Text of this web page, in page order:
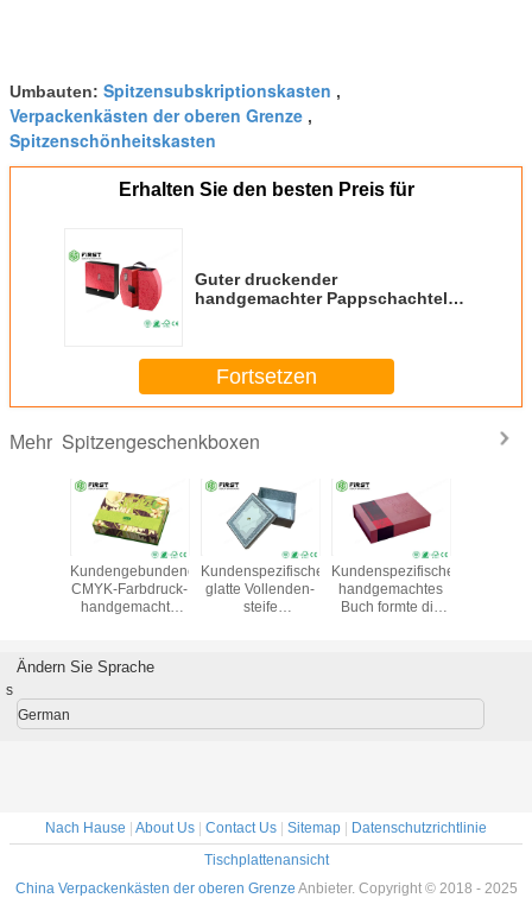
Umbauten: Spitzensubskriptionskasten ,
Verpackenkästen der oberen Grenze ,
Spitzenschönheitskasten
Erhalten Sie den besten Preis für
Guter druckender
handgemachter Pappschachtel-
Fortsetzen
Mehr Spitzengeschenkboxen
Kundengebundener
CMYK-Farbdruck-
handgemachte
Verpackenkasten
Kundenspezifische
glatte Vollenden-
steife
Kundenspezifisches
handgemachtes
Buch formte die
Ändern Sie Sprache
s
German
Nach Hause About Us Contact Us Sitemap
Datenschutzrichtlinie
Tischplattenansicht
China Verpackenkästen der oberen Grenze Anbieter. Copyright © 2018 - 2025